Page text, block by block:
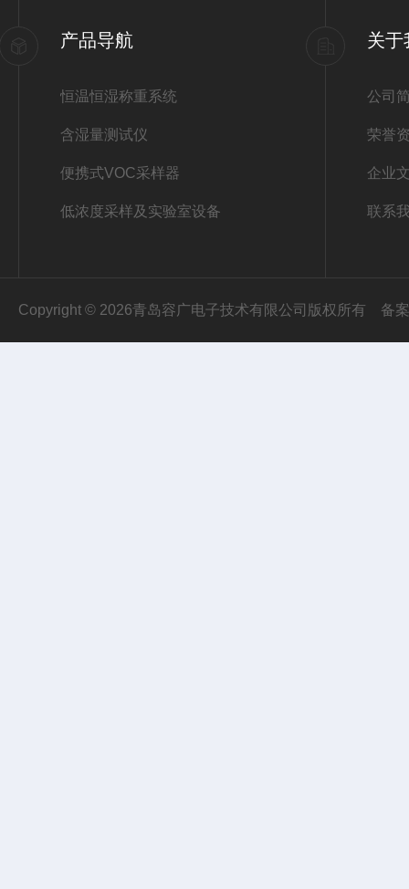
产品导航
恒温恒湿称重系统
含湿量测试仪
便携式VOC采样器
低浓度采样及实验室设备
关于
公司
荣誉
企业
联系
Copyright © 2026青岛容广电子技术有限公司版权所有 备